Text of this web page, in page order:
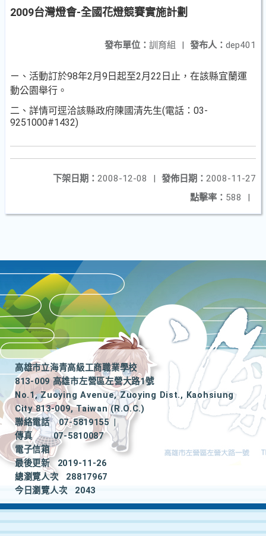
2009台灣燈會-全國花燈競賽實施計劃
發布人： dep401
發布單位： 訓育組 |
ㄧ、活動訂於98年2月9日起至2月22日止，在該縣宜蘭運
動公園舉行。
二、詳情可逕洽該縣政府陳國清先生(電話：03-
9251000#1432)
發佈日期： 2008-11-27
下架日期： 2008-12-08
|
點擊率： 588 |
高雄市立海青高級工商職業學校
813-009 高雄市左營區左營大路1號
No.1, Zuoying Avenue, Zuoying Dist., Kaohsiung
City 813-009, Taiwan (R.O.C.)
聯絡電話
07-5819155
|
傳真
07-5810087
電子信箱
最後更新
2019-11-26
總瀏覽人次
28817967
今日瀏覽人次
2043